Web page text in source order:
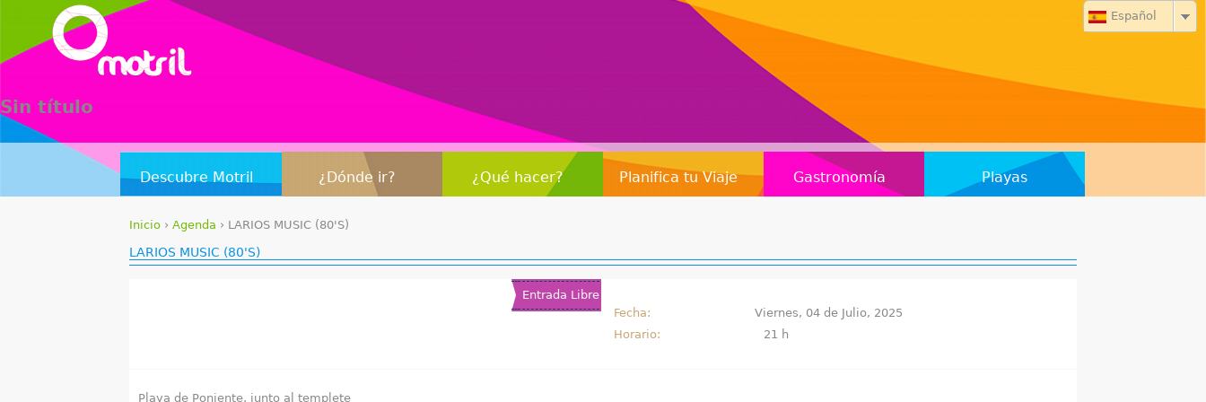
Sin título
Español
Descubre Motril ¿Dónde ir? ¿Qué hacer? Planifica tu Viaje Gastronomía Playas
S
c
Inicio ›Agenda › LARIOS MUSIC (80'S)
LARIOS MUSIC (80'S)
Entrada Libre
Fecha:
Viernes, 04 de Julio, 2025
Horario:
21 h
Playa de Poniente, junto al templete